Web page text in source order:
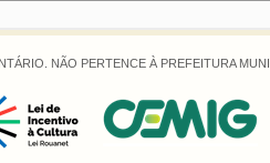
NÃO PERTENCE À PREFEITURA